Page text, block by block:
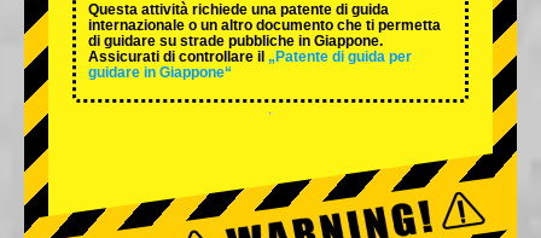
Questa attività richiede una patente di guida
internazionale o un altro documento che ti permetta
di guidare su strade pubbliche in Giappone.
Assicurati di controllare il „Patente di guida per
guidare in Giappone“